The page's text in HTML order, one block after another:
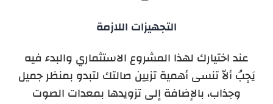
التجهيزات اللازمة
عند اختيارك لهذا المشروع الاستثماري والبدء فيه
يَجِبُ ألاّ تنسى أهمية تزيين صالتك لتبدو بمنظر جميل
وجذاب، بالإضافة إلى تزويدها بمعدات الصوت